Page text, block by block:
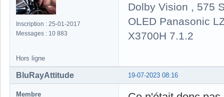
Inscription : 25-01-2017
Messages : 10 883
Dolby Vision , 575
OLED Panasonic
X3700H 7.1.2
Hors ligne
19-07-2023 08:16
BluRayAttitude
Membre